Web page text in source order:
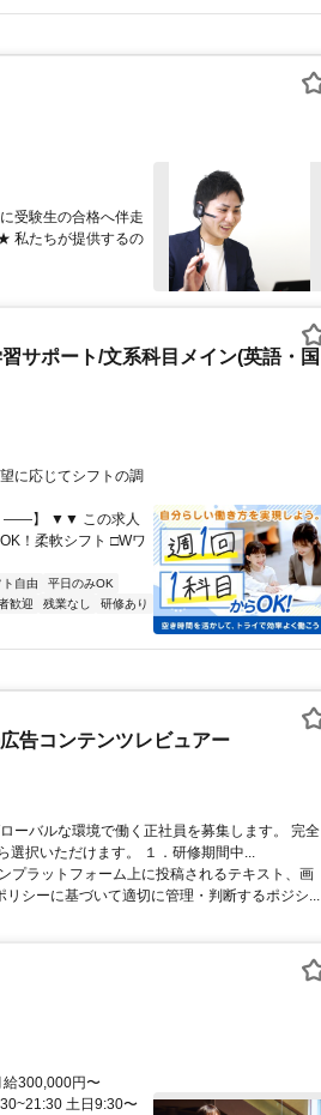
受験生の合格へ伴走
私たちが提供するの
サポート/文系科目メイン(英語・国
に応じてシフトの調
――】 ▼▼ この求人
！柔軟シフト □Wワ
ト自由
平日のみOK
歓迎 残業なし
研修あり
告コンテンツレビュアー
ーバルな環境で働く正社員を募集します。 完全
選択いただけます。 １．研修期間中...
プラットフォーム上に投稿されるテキスト、画
シーに基づいて適切に管理・判断するポジシ...
給300,000円〜
土日9:30〜